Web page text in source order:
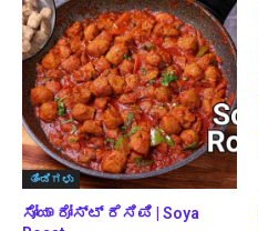
ತಿಂಡಿಗಳು
ಸೋಯಾ ರೋಸ್ಟ್ ರೆಸಿಪಿ | Soya